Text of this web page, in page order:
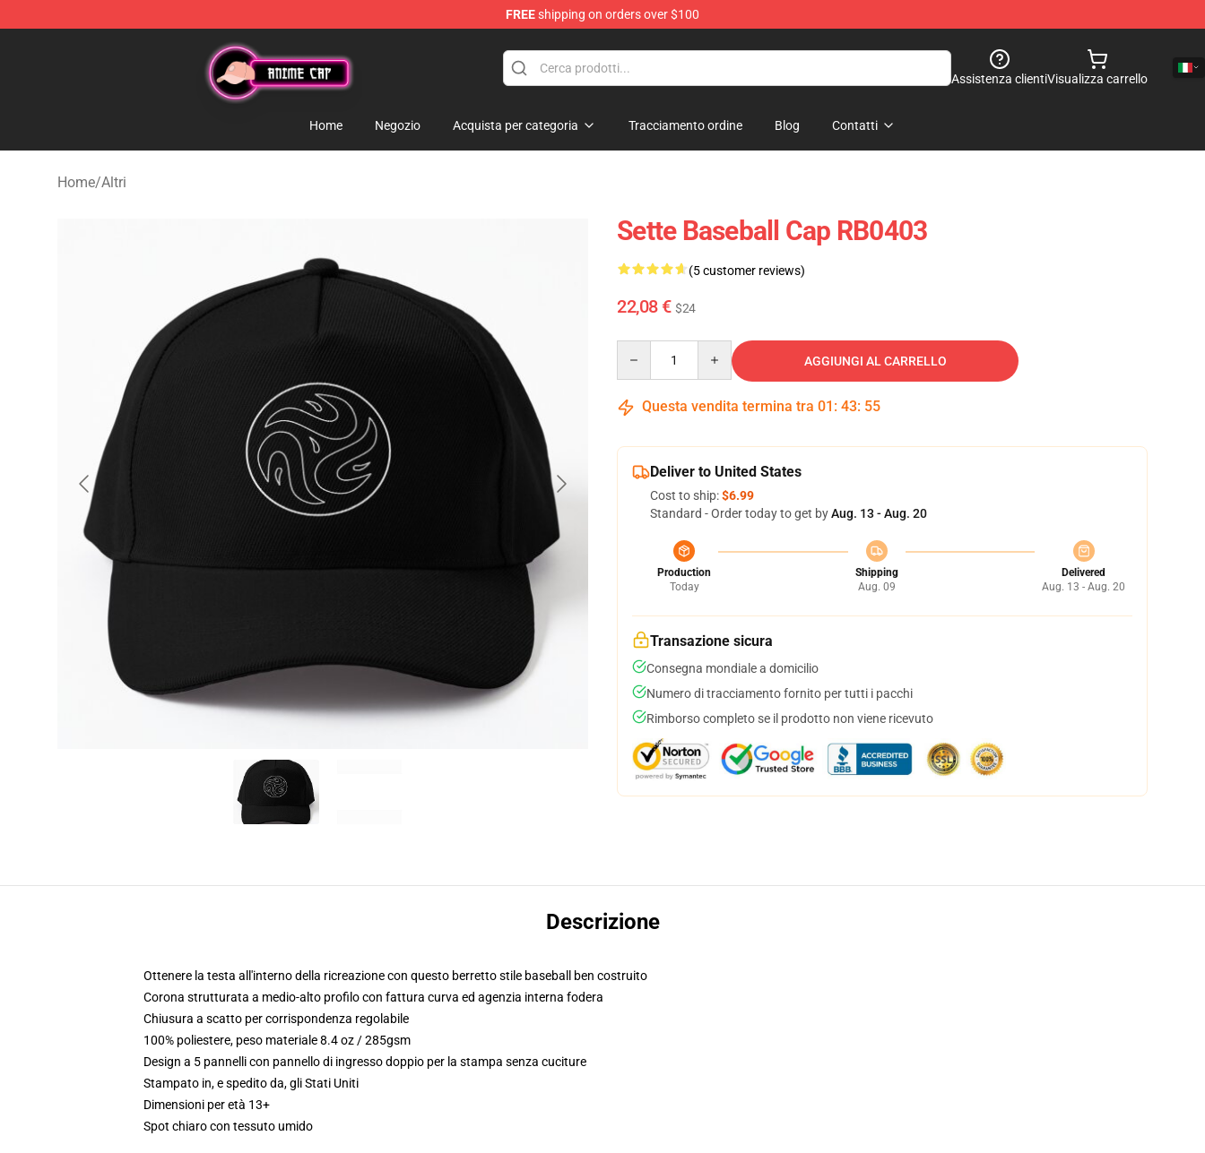
FREEshipping on orders over $100
Anime Cap Shop - The Best Store of Anime Cap
Assistenza clientiVisualizza carrello
Home Negozio Acquista per categoria Tracciamento ordine Blog Contatti
Home/Altri
Sette Baseball Cap RB0403
(5 customer reviews)
22,08 € $24
AGGIUNGI AL CARRELLO
Questa vendita termina tra 01 : 43: 54
Deliver to United States
Cost to ship:$6.99
Standard - Order today to get byAug. 13 - Aug. 20
Production
Today
Shipping
Aug. 09
Delivered
Aug. 13 - Aug. 20
Transazione sicura
Consegna mondiale a domicilio
Numero di tracciamento fornito per tutti i pacchi
Rimborso completo se il prodotto non viene ricevuto
Descrizione
Ottenere la testa all'interno della ricreazione con questo berretto stile baseball ben costruito
Corona strutturata a medio-alto profilo con fattura curva ed agenzia interna fodera
Chiusura a scatto per corrispondenza regolabile
100% poliestere, peso materiale 8.4 oz / 285gsm
Design a 5 pannelli con pannello di ingresso doppio per la stampa senza cuciture
Stampato in, e spedito da, gli Stati Uniti
Dimensioni per età 13+
Spot chiaro con tessuto umido